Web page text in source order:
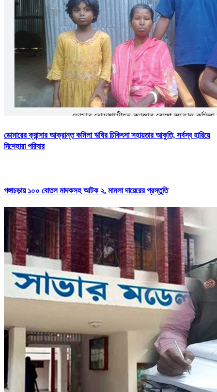
ডোমারের ক্যান্সার আক্রান্ত কমিলা ঋষির চিকিৎসা সহায়তার আকুতি, সর্বস্ব হারিয়ে
দিশেহারা পরিবার
গঙ্গাচড়ায় ১০০ বোতল মাদকসহ আটক ২, মামলা দায়েরের প্রস্তুতি